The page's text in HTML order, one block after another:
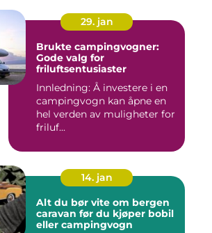
29. jan
Brukte campingvogner:
Gode valg for
friluftsentusiaster
Innledning: Å investere i en
campingvogn kan åpne en
hel verden av muligheter for
friluf...
14. jan
Alt du bør vite om bergen
caravan før du kjøper bobil
eller campingvogn